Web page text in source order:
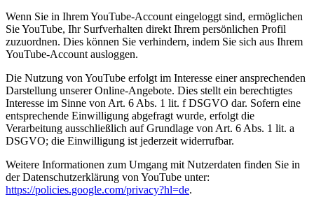
Wenn Sie in Ihrem YouTube-Account eingeloggt sind, ermöglichen
Sie YouTube, Ihr Surfverhalten direkt Ihrem persönlichen Profil
zuzuordnen. Dies können Sie verhindern, indem Sie sich aus Ihrem
YouTube-Account ausloggen.
Die Nutzung von YouTube erfolgt im Interesse einer ansprechenden
Darstellung unserer Online-Angebote. Dies stellt ein berechtigtes
Interesse im Sinne von Art. 6 Abs. 1 lit. f DSGVO dar. Sofern eine
entsprechende Einwilligung abgefragt wurde, erfolgt die
Verarbeitung ausschließlich auf Grundlage von Art. 6 Abs. 1 lit. a
DSGVO; die Einwilligung ist jederzeit widerrufbar.
Weitere Informationen zum Umgang mit Nutzerdaten finden Sie in
der Datenschutzerklärung von YouTube unter:
https://policies.google.com/privacy?hl=de.